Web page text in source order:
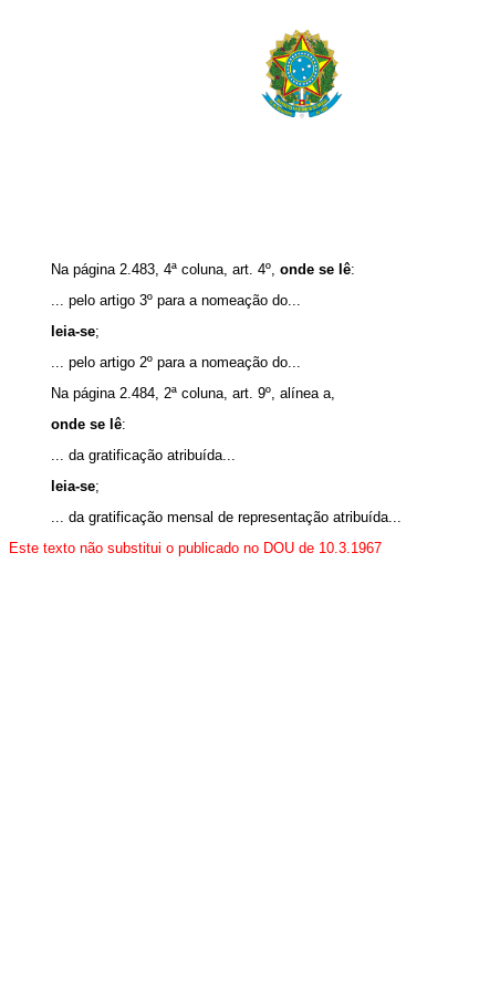
Na página 2.483, 4ª coluna, art. 4º, onde se lê:
... pelo artigo 3º para a nomeação do...
leia-se;
... pelo artigo 2º para a nomeação do...
Na página 2.484, 2ª coluna, art. 9º, alínea a,
onde se lê:
... da gratificação atribuída...
leia-se;
... da gratificação mensal de representação atribuída...
Este texto não substitui o publicado no DOU de 10.3.1967